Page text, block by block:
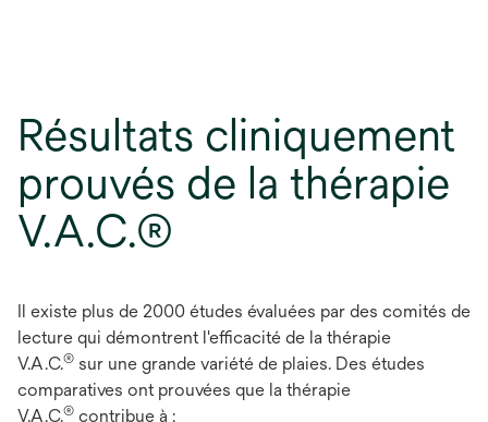
Résultats cliniquement
prouvés de la thérapie
V.A.C.®
Il existe plus de 2000 études évaluées par des comités de
lecture qui démontrent l'efficacité de la thérapie
V.A.C.® sur une grande variété de plaies. Des études
comparatives ont prouvées que la thérapie
V.A.C.® contribue à :